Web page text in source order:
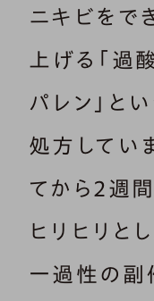
ニキビをで
上げる「過
パレン」と
処方してい
てから2週
ヒリヒリと
一過性の副